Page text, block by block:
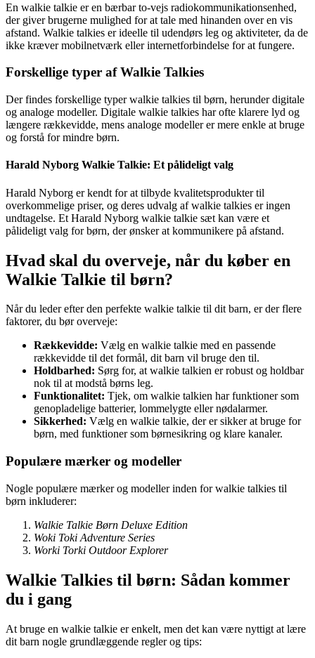
En walkie talkie er en bærbar to-vejs radiokommunikationsenhed,
der giver brugerne mulighed for at tale med hinanden over en vis
afstand. Walkie talkies er ideelle til udendørs leg og aktiviteter, da de
ikke kræver mobilnetværk eller internetforbindelse for at fungere.
Forskellige typer af Walkie Talkies
Der findes forskellige typer walkie talkies til børn, herunder digitale
og analoge modeller. Digitale walkie talkies har ofte klarere lyd og
længere rækkevidde, mens analoge modeller er mere enkle at bruge
og forstå for mindre børn.
Harald Nyborg Walkie Talkie: Et pålideligt valg
Harald Nyborg er kendt for at tilbyde kvalitetsprodukter til
overkommelige priser, og deres udvalg af walkie talkies er ingen
undtagelse. Et Harald Nyborg walkie talkie sæt kan være et
pålideligt valg for børn, der ønsker at kommunikere på afstand.
Hvad skal du overveje, når du køber en
Walkie Talkie til børn?
Når du leder efter den perfekte walkie talkie til dit barn, er der flere
faktorer, du bør overveje:
Rækkevidde: Vælg en walkie talkie med en passende
rækkevidde til det formål, dit barn vil bruge den til.
Holdbarhed: Sørg for, at walkie talkien er robust og holdbar
nok til at modstå børns leg.
Funktionalitet: Tjek, om walkie talkien har funktioner som
genopladelige batterier, lommelygte eller nødalarmer.
Sikkerhed: Vælg en walkie talkie, der er sikker at bruge for
børn, med funktioner som børnesikring og klare kanaler.
Populære mærker og modeller
Nogle populære mærker og modeller inden for walkie talkies til
børn inkluderer:
Walkie Talkie Børn Deluxe Edition
Woki Toki Adventure Series
Worki Torki Outdoor Explorer
Walkie Talkies til børn: Sådan kommer
du i gang
At bruge en walkie talkie er enkelt, men det kan være nyttigt at lære
dit barn nogle grundlæggende regler og tips: